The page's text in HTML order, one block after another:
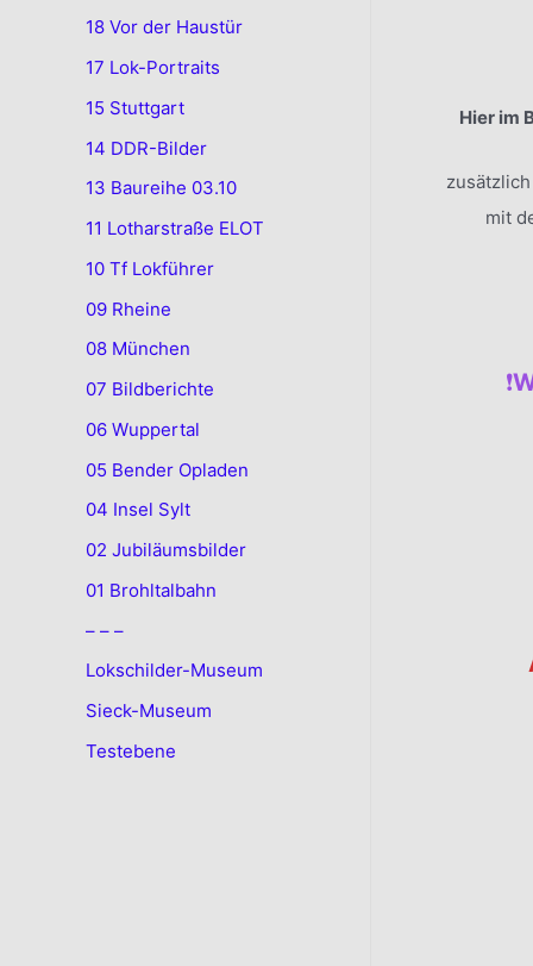
18 Vor der Haustür
17 Lok-Portraits
15 Stuttgart
14 DDR-Bilder
13 Baureihe 03.10
11 Lotharstraße ELOT
10 Tf Lokführer
09 Rheine
08 München
07 Bildberichte
06 Wuppertal
05 Bender Opladen
04 Insel Sylt
02 Jubiläumsbilder
01 Brohltalbahn
– – –
Lokschilder-Museum
Sieck-Museum
Testebene
Hier im
mit
❗️